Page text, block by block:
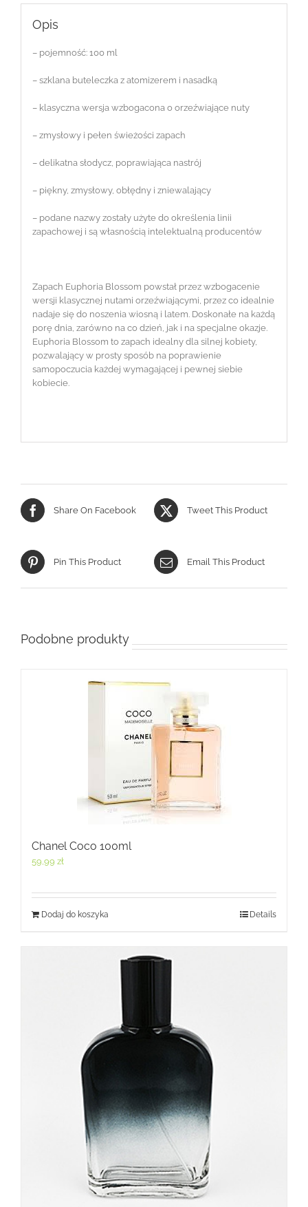
Opis
– pojemność: 100 ml
– szklana buteleczka z atomizerem i nasadką
– klasyczna wersja wzbogacona o orzeźwiające nuty
– zmysłowy i pełen świeżości zapach
– delikatna słodycz, poprawiająca nastrój
– piękny, zmysłowy, obłędny i zniewalający
– podane nazwy zostały użyte do określenia linii
zapachowej i są własnością intelektualną producentów
Zapach Euphoria Blossom powstał przez wzbogacenie
wersji klasycznej nutami orzeźwiającymi, przez co idealnie
nadaje się do noszenia wiosną i latem. Doskonałe na każdą
porę dnia, zarówno na co dzień, jak i na specjalne okazje.
Euphoria Blossom to zapach idealny dla silnej kobiety,
pozwalający w prosty sposób na poprawienie
samopoczucia każdej wymagającej i pewnej siebie
kobiecie.
Share On Facebook Tweet This Product
Pin This Product Email This Product
Podobne produkty
Chanel Coco 100ml
59,99 zł
Dodaj do koszyka Details